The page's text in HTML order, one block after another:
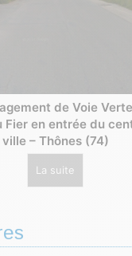
de Voie
Fier en entrée du
ville – Thônes (74)
La suite